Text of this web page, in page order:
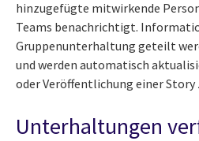
hinzugefügte mitwirkende
Teams benachrichtigt.
Gruppenunterhaltung geteilt
und werden automatisch
oder Veröffentlichung einer Story
Unterhaltungen